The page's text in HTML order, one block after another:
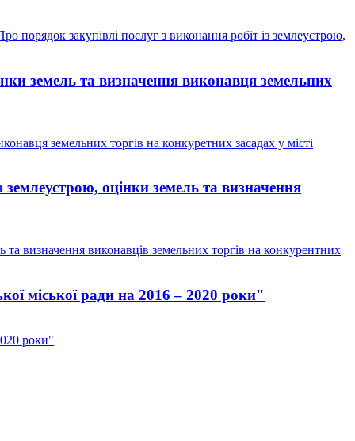
закупівлі послуг з виконання робіт із землеустрою,
земель та визначення виконавця земельних
земельних торгів на конкуретних засадах у місті
оцінки земель та визначення
визначення виконавців земельних торгів на конкурентних
міської ради на 2016 – 2020 роки"
роки"